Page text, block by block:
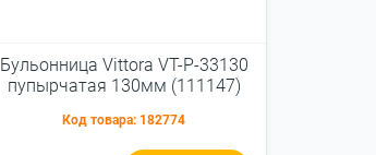
Бульонница Vittora VT-P-33130
пупырчатая 130мм (111147)
Код товара: 182774